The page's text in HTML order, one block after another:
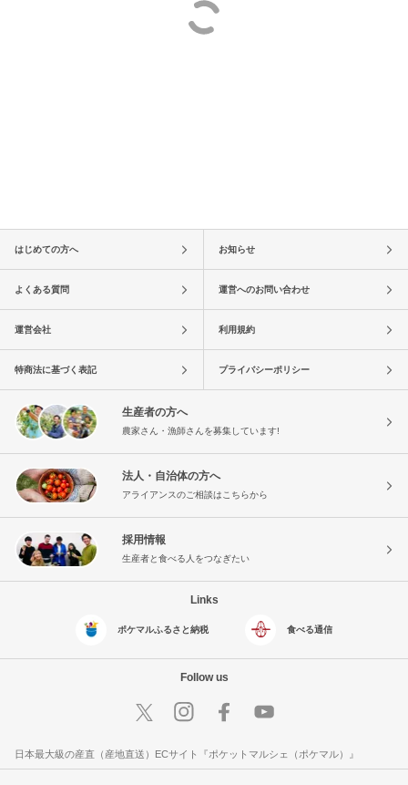
はじめての方へ お知らせ
よくある質問 運営へのお問い合わせ
運営会社 利用規約
特商法に基づく表記 プライバシーポリシー
生産者の方へ
農家さん・漁師さんを募集しています!
法人・自治体の方へ
アライアンスのご相談はこちらから
採用情報
生産者と食べる人をつなぎたい
Links
ポケマルふるさと納税 食べる通信
Follow us
日本最大級の産直（産地直送）ECサイト『ポケットマルシェ（ポケマル）』